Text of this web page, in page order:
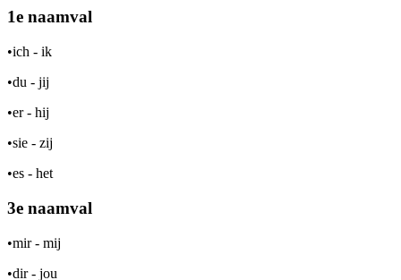
1e naamval
•ich - ik
•du - jij
•er - hij
•sie - zij
•es - het
3e naamval
•mir - mij
•dir - jou